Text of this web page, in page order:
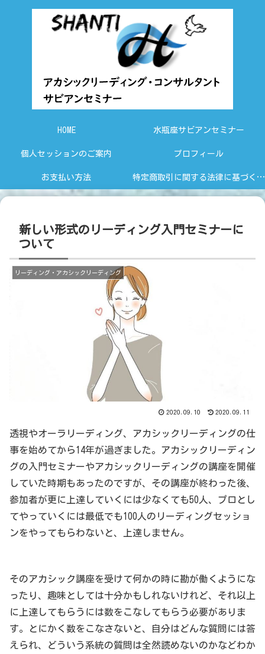
HOME 水瓶座サビアンセミナー
個人セッションのご案内 プロフィール
お支払い方法 特定商取引に関する法律に基づく表示
新しい形式のリーディング入門セミナーに
ついて
リーディング・アカシックリーディング
2020.09.10 2020.09.11
透視やオーラリーディング、アカシックリーディングの仕
事を始めてから14年が過ぎました。アカシックリーディン
グの入門セミナーやアカシックリーディングの講座を開催
していた時期もあったのですが、その講座が終わった後、
参加者が更に上達していくには少なくても50人、プロとし
てやっていくには最低でも100人のリーディングセッショ
ンをやってもらわないと、上達しません。
そのアカシック講座を受けて何かの時に勘が働くようにな
ったり、趣味としては十分かもしれないけれど、それ以上
に上達してもらうには数をこなしてもらう必要がありま
す。とにかく数をこなさないと、自分はどんな質問には答
えられ、どういう系統の質問は全然読めないのかなどわか